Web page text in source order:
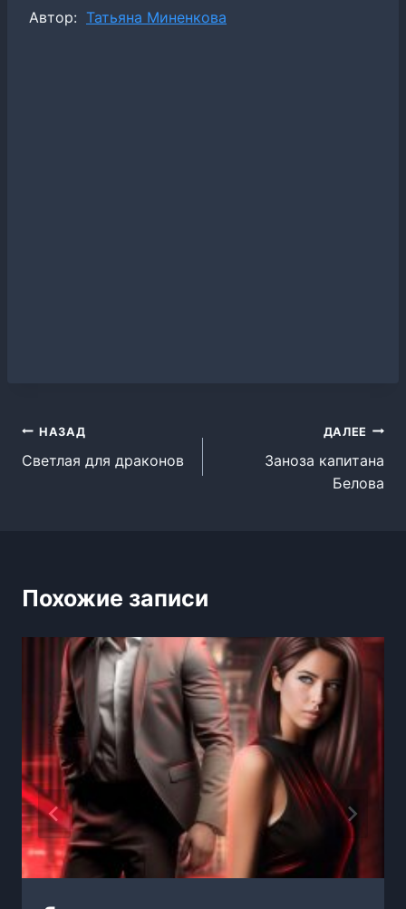
Метки
Автор: Татьяна Миненкова
Навигация
по
НАЗАД
Светлая для драконов
ДАЛЕЕ
Заноза капитана
Белова
Похожие записи